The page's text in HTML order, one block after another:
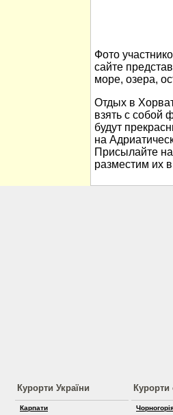
Фото
сайте
море, озера,
Отдых в
взять с собой
будут
на
Присылайте
разместим их
Курорти України
Карпати
Курорти